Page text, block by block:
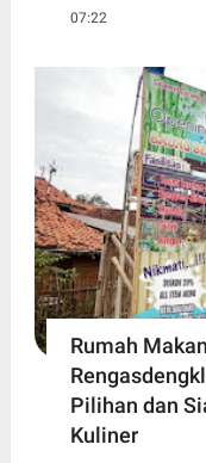
07:22
Rumah
Pilihan dan
Kuliner